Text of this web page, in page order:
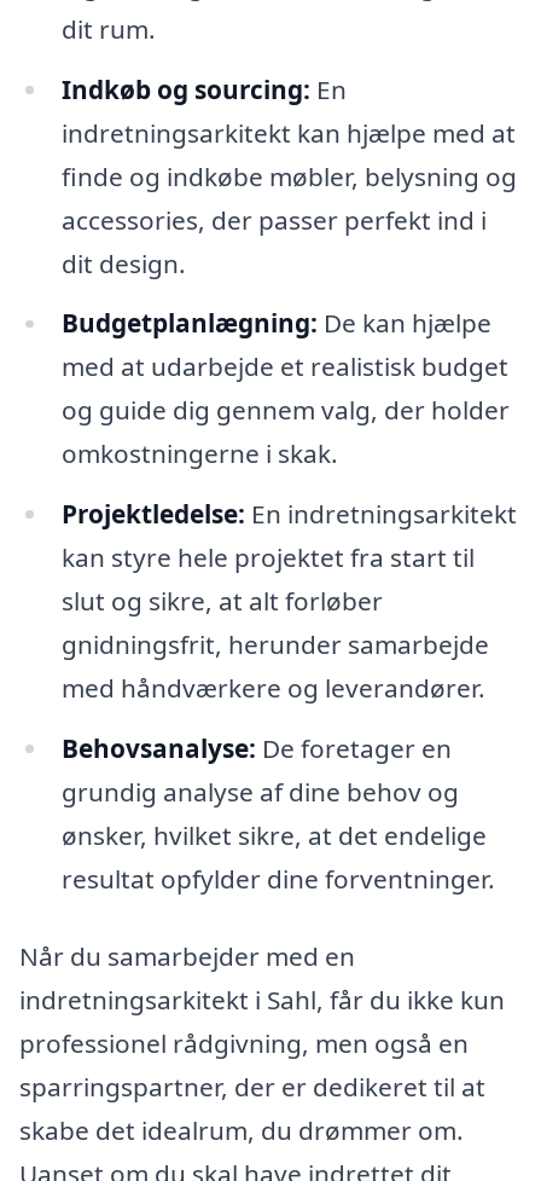
dit rum.
Indkøb og sourcing: En
indretningsarkitekt kan hjælpe med at
finde og indkøbe møbler, belysning og
accessories, der passer perfekt ind i
dit design.
Budgetplanlægning: De kan hjælpe
med at udarbejde et realistisk budget
og guide dig gennem valg, der holder
omkostningerne i skak.
Projektledelse: En indretningsarkitekt
kan styre hele projektet fra start til
slut og sikre, at alt forløber
gnidningsfrit, herunder samarbejde
med håndværkere og leverandører.
Behovsanalyse: De foretager en
grundig analyse af dine behov og
ønsker, hvilket sikre, at det endelige
resultat opfylder dine forventninger.
Når du samarbejder med en
indretningsarkitekt i Sahl, får du ikke kun
professionel rådgivning, men også en
sparringspartner, der er dedikeret til at
skabe det idealrum, du drømmer om.
Uanset om du skal have indrettet dit